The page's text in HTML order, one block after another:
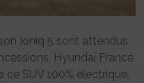
Ioniq 5 sont attendus
Hyundai France
SUV 100% électrique.